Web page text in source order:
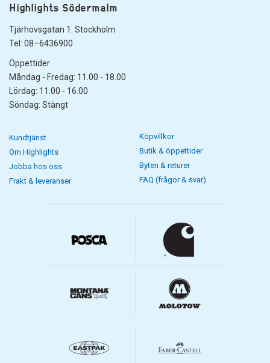
Highlights Södermalm
Tjärhovsgatan 1. Stockholm
Tel: 08–6436900
Öppettider
Måndag - Fredag: 11.00 - 18.00
Lördag: 11.00 - 16.00
Söndag: Stängt
Kundtjänst
Om Highlights
Jobba hos oss
Frakt & leveranser
Köpvillkor
Butik & öppettider
Byten & returer
FAQ (frågor & svar)